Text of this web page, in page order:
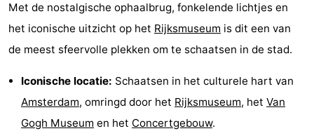
Met de nostalgische ophaalbrug, fonkelende lichtjes en
het iconische uitzicht op het Rijksmuseum is dit een van
de meest sfeervolle plekken om te schaatsen in de stad.
Iconische locatie: Schaatsen in het culturele hart van
Amsterdam, omringd door het Rijksmuseum, het Van
Gogh Museum en het Concertgebouw.